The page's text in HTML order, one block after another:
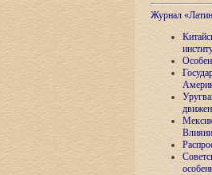
Журнал